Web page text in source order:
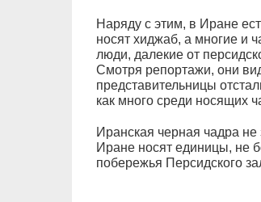
Наряду с этим, в Иране
носят хиджаб, а многие и
люди, далекие от
Смотря репортажи, они
представительницы
как много среди носящих
Иранская черная чадра
Иране носят единицы, не
побережья Персидского